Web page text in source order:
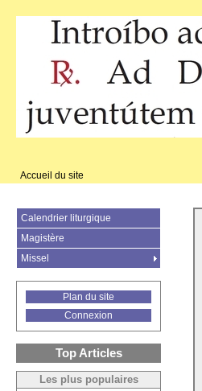
Accueil du site
Calendrier liturgique
Magistère
Missel
Plan du site
Connexion
Top Articles
Les plus populaires